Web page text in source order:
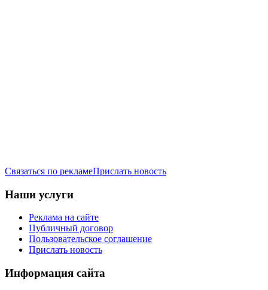
Связаться по рекламеПрислать новость
Наши услуги
Реклама на сайте
Публичный договор
Пользовательское соглашение
Прислать новость
Информация сайта